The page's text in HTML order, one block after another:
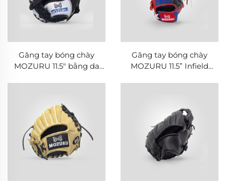
Găng tay bóng chày
MOZURU 11.5" bằng da
Găng tay bóng chày
MOZURU 11.5” Infield